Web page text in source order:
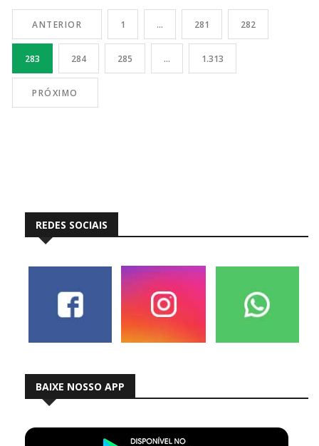
ANTERIOR 1 … 281 282
283 284 285 … 1.313
PRÓXIMO
REDES SOCIAIS
BAIXE NOSSO APP